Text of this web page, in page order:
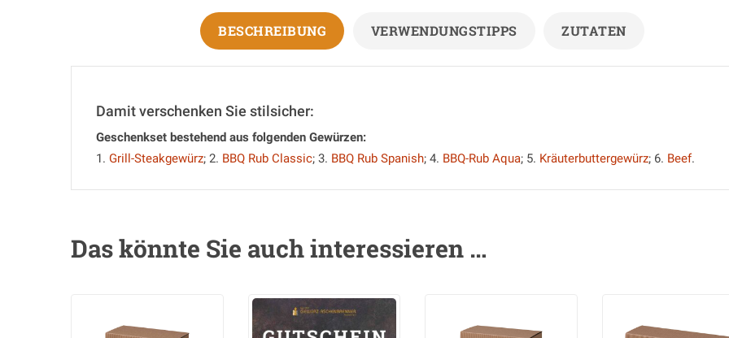
BESCHREIBUNG VERWENDUNGSTIPPS ZUTATEN
Damit verschenken Sie stilsicher:
Geschenkset bestehend aus folgenden Gewürzen:
1. Grill-Steakgewürz; 2. BBQ Rub Classic; 3. BBQ Rub Spanish; 4. BBQ-Rub Aqua; 5. Kräuterbuttergewürz; 6. Beef.
Das könnte Sie auch interessieren …